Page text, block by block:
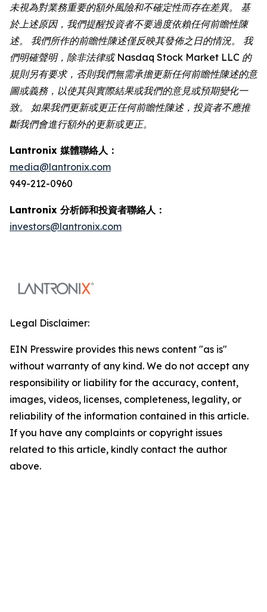
未視為對業務重要的額外風險和不確定性而存在差異。 基
於上述原因，我們提醒投資者不要過度依賴任何前瞻性陳
述。 我們所作的前瞻性陳述僅反映其發佈之日的情況。 我
們明確聲明，除非法律或 Nasdaq Stock Market LLC 的
規則另有要求，否則我們無需承擔更新任何前瞻性陳述的意
圖或義務，以使其與實際結果或我們的意見或預期變化一
致。 如果我們更新或更正任何前瞻性陳述，投資者不應推
斷我們會進行額外的更新或更正。
Lantronix 媒體聯絡人：
media@lantronix.com
949-212-0960
Lantronix 分析師和投資者聯絡人：
investors@lantronix.com
Legal Disclaimer:
EIN Presswire provides this news content "as is"
without warranty of any kind. We do not accept any
responsibility or liability for the accuracy, content,
images, videos, licenses, completeness, legality, or
reliability of the information contained in this article.
If you have any complaints or copyright issues
related to this article, kindly contact the author
above.